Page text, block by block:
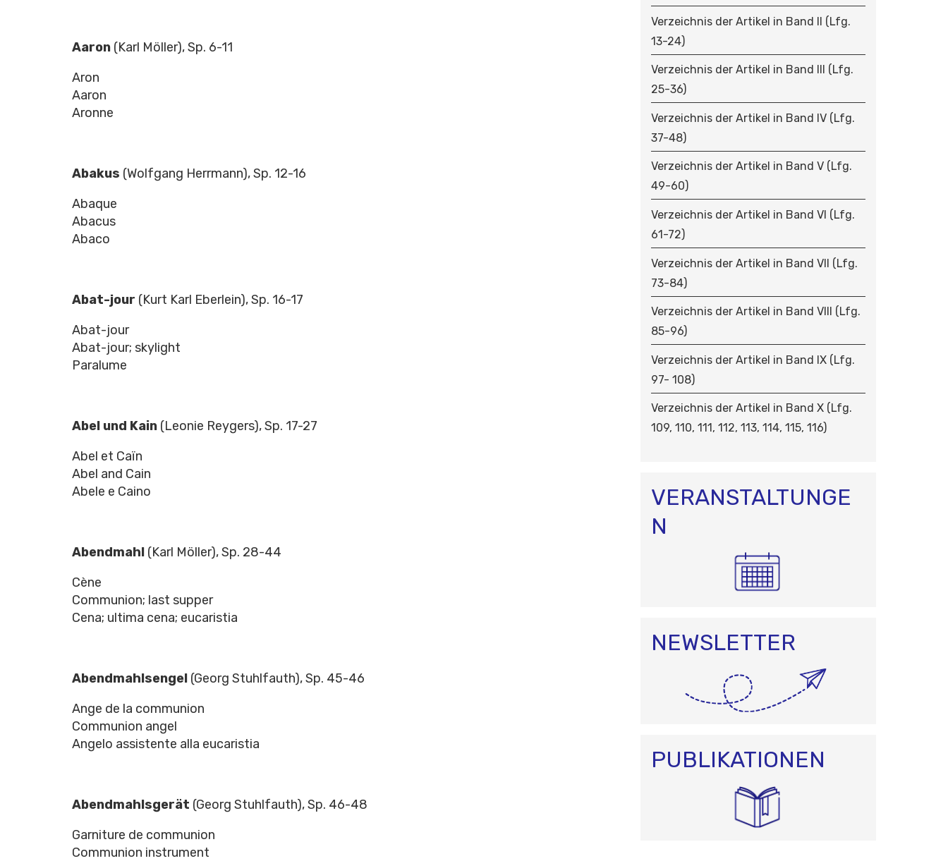
Aaron (Karl Möller), Sp. 6-11
Aron
Aaron
Aronne
Abakus (Wolfgang Herrmann), Sp. 12-16
Abaque
Abacus
Abaco
Abat-jour (Kurt Karl Eberlein), Sp. 16-17
Abat-jour
Abat-jour; skylight
Paralume
Abel und Kain (Leonie Reygers), Sp. 17-27
Abel et Caïn
Abel and Cain
Abele e Caino
Abendmahl (Karl Möller), Sp. 28-44
Cène
Communion; last supper
Cena; ultima cena; eucaristia
Abendmahlsengel (Georg Stuhlfauth), Sp. 45-46
Ange de la communion
Communion angel
Angelo assistente alla eucaristia
Abendmahlsgerät (Georg Stuhlfauth), Sp. 46-48
Garniture de communion
Communion instrument
Verzeichnis der Artikel in Band II (Lfg.
13-24)
Verzeichnis der Artikel in Band III (Lfg.
25-36)
Verzeichnis der Artikel in Band IV (Lfg.
37-48)
Verzeichnis der Artikel in Band V (Lfg.
49-60)
Verzeichnis der Artikel in Band VI (Lfg.
61-72)
Verzeichnis der Artikel in Band VII (Lfg.
73-84)
Verzeichnis der Artikel in Band VIII (Lfg.
85-96)
Verzeichnis der Artikel in Band IX (Lfg.
97- 108)
Verzeichnis der Artikel in Band X (Lfg.
109, 110, 111, 112, 113, 114, 115, 116)
VERANSTALTUNGE
N
NEWSLETTER
PUBLIKATIONEN